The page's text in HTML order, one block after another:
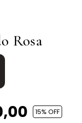
Rosa
15% OFF